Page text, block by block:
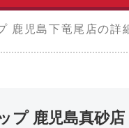
鹿児島下竜尾店の詳
プ 鹿児島真砂店